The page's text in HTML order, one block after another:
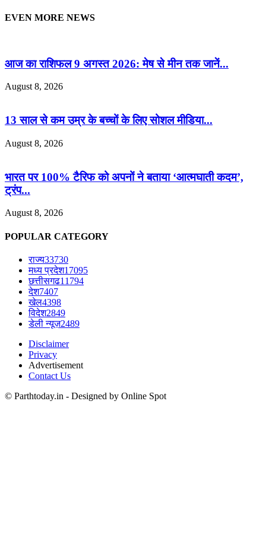
EVEN MORE NEWS
आज का राशिफल 9 अगस्त 2026: मेष से मीन तक जानें...
August 8, 2026
13 साल से कम उम्र के बच्चों के लिए सोशल मीडिया...
August 8, 2026
भारत पर 100% टैरिफ को अपनों ने बताया ‘आत्मघाती कदम’,
ट्रंप...
August 8, 2026
POPULAR CATEGORY
राज्य33730
मध्य प्रदेश17095
छत्तीसगढ11794
देश7407
खेल4398
विदेश2849
डेली न्यूज़2489
Disclaimer
Privacy
Advertisement
Contact Us
© Parthtoday.in - Designed by Online Spot